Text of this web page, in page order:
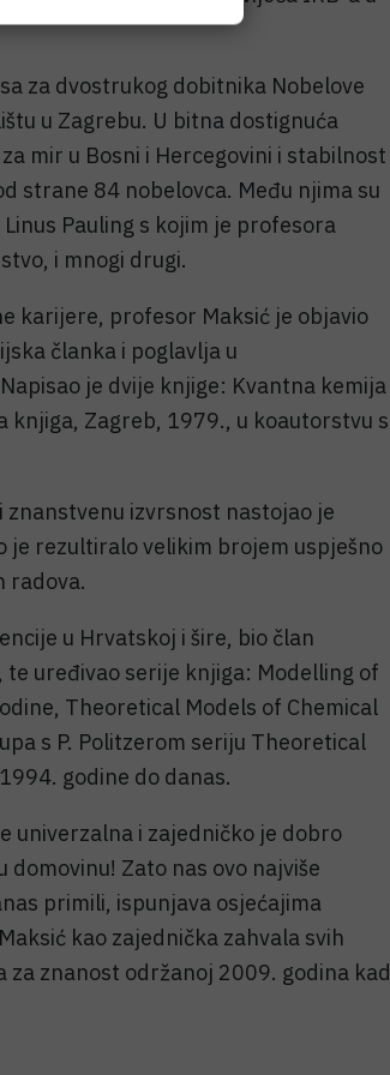
za dvostrukog dobitnika Nobelove
u Zagrebu. U bitna dostignuća
mir u Bosni i Hercegovini i stabilnost
strane 84 nobelovca. Među njima su
Pauling s kojim je profesora
i mnogi drugi.
karijere, profesor Maksić je objavio
članka i poglavlja u
je dvije knjige: Kvantna kemija
knjiga, Zagreb, 1979., u koautorstvu s
izvrsnost nastojao je
je rezultiralo velikim brojem uspješno
radova.
u Hrvatskoj i šire, bio član
uređivao serije knjiga: Modelling of
Theoretical Models of Chemical
s P. Politzerom seriju Theoretical
godine do danas.
univerzalna i zajedničko je dobro
Zato nas ovo najviše
primili, ispunjava osjećajima
kao zajednička zahvala svih
znanost održanoj 2009. godina kad